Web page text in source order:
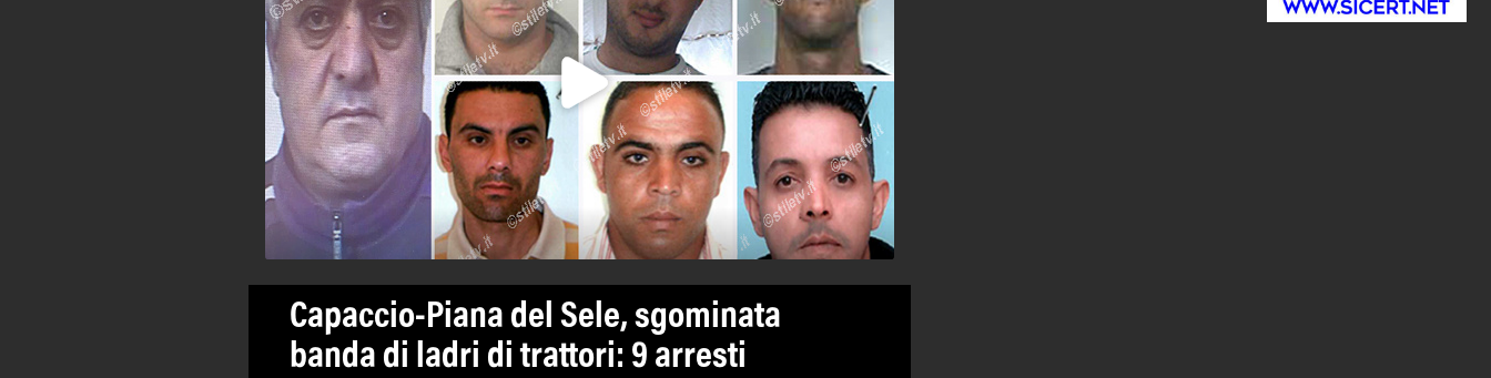
Capaccio-Piana del Sele, sgominata
banda di ladri di trattori: 9 arresti